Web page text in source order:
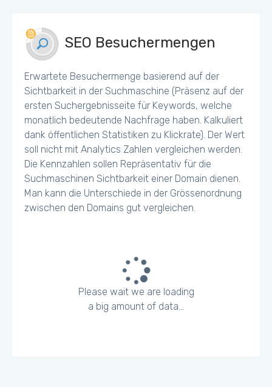
SEO Besuchermengen
Erwartete Besuchermenge basierend auf der
Sichtbarkeit in der Suchmaschine (Präsenz auf der
ersten Suchergebnisseite für Keywords, welche
monatlich bedeutende Nachfrage haben. Kalkuliert
dank öffentlichen Statistiken zu Klickrate). Der Wert
soll nicht mit Analytics Zahlen vergleichen werden.
Die Kennzahlen sollen Repräsentativ für die
Suchmaschinen Sichtbarkeit einer Domain dienen.
Man kann die Unterschiede in der Grössenordnung
zwischen den Domains gut vergleichen.
Please wait we are loading
a big amount of data...